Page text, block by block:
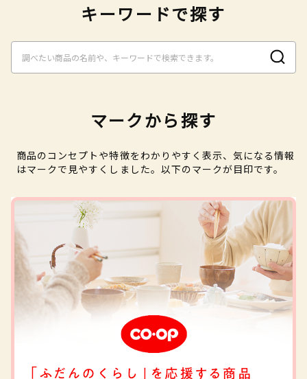
キーワードで探す
マークから探す
商品のコンセプトや特徴をわかりやすく表示、気になる情報
はマークで見やすくしました。以下のマークが目印です。